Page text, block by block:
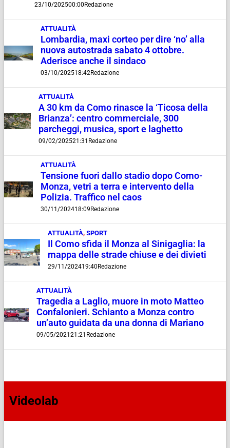
23/10/202500:00Redazione
ATTUALITÀ
Lombardia, maxi corteo per dire ‘no’ alla
nuova autostrada sabato 4 ottobre.
Aderisce anche il sindaco
03/10/202518:42Redazione
ATTUALITÀ
A 30 km da Como rinasce la ‘Ticosa della
Brianza’: centro commerciale, 300
parcheggi, musica, sport e laghetto
09/02/202521:31 Redazione
ATTUALITÀ
Tensione fuori dallo stadio dopo Como-
Monza, vetri a terra e intervento della
Polizia. Traffico nel caos
30/11/202418:09Redazione
ATTUALITÀ,SPORT
Il Como sfida il Monza al Sinigaglia: la
mappa delle strade chiuse e dei divieti
29/11/202419:40Redazione
ATTUALITÀ
Tragedia a Laglio, muore in moto Matteo
Confalonieri. Schianto a Monza contro
un’auto guidata da una donna di Mariano
09/05/202121:21 Redazione
Videolab